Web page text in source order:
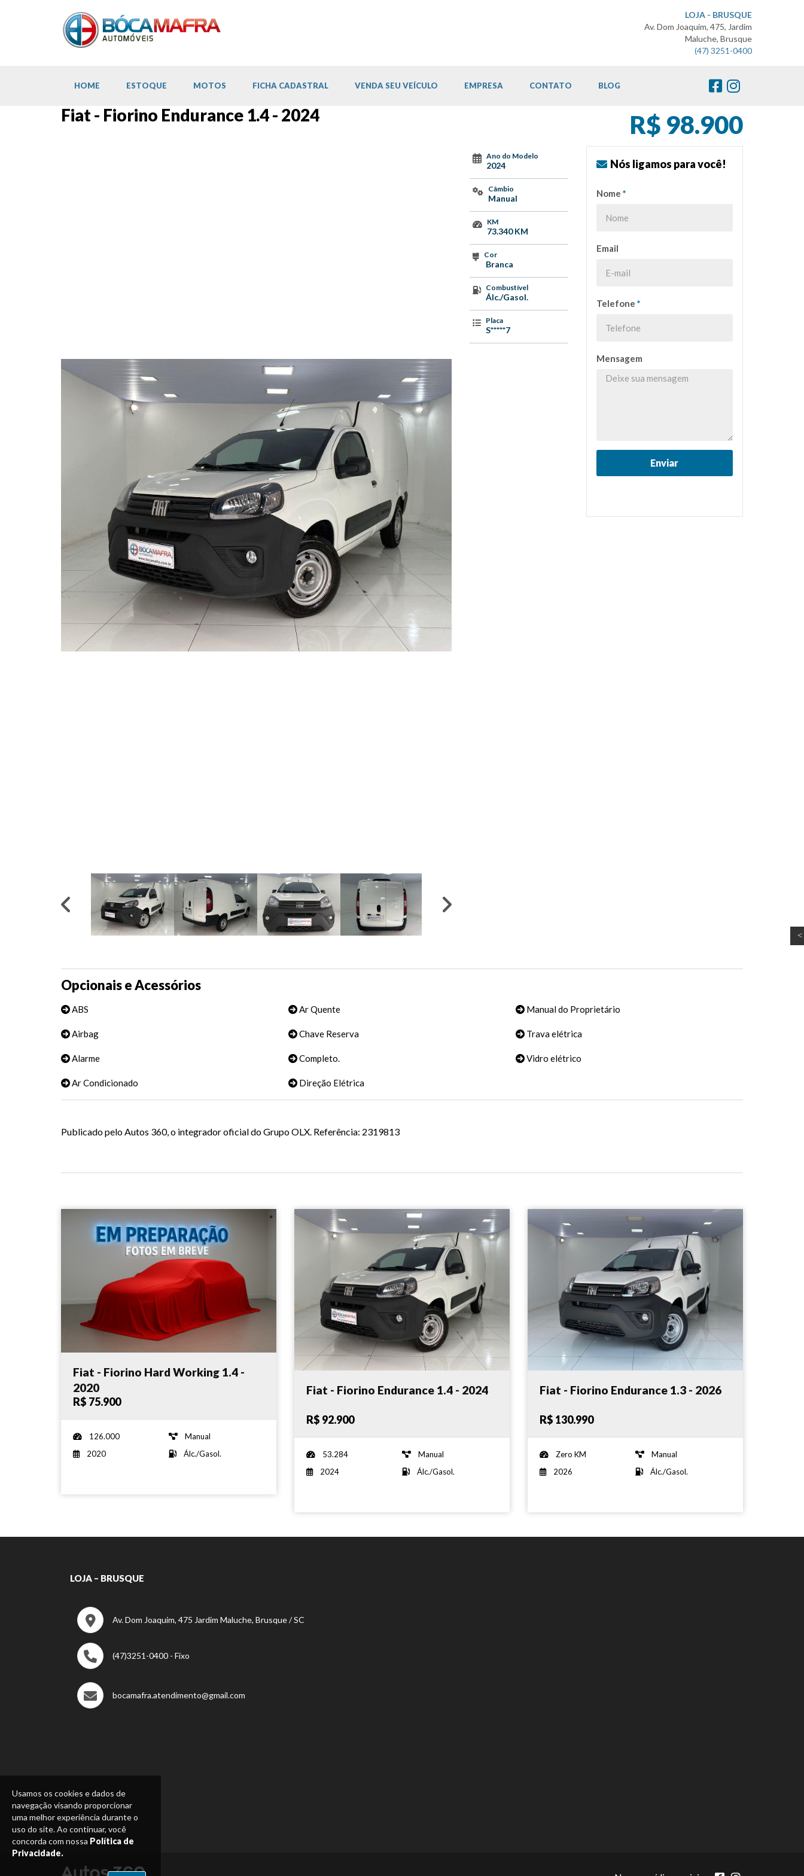
Usamos os cookies e dados de
navegação visando proporcionar
uma melhor experiência durante o
uso do site. Ao continuar, você
concorda com nossa Política de
Privacidade.
LOJA - BRUSQUE
Av. Dom Joaquim, 475, Jardim
Maluche, Brusque
(47) 3251-0400
HOME ESTOQUE MOTOS FICHA CADASTRAL VENDA SEU VEÍCULO EMPRESA CONTATO BLOG
Fiat - Fiorino Endurance 1.4 - 2024 R$ 98.900
Ano do Modelo
2024
Câmbio
Manual
KM
73.340 KM
Cor
Branca
Combustível
Álc./Gasol.
Placa
S*****7
Nós ligamos para você!
Nome *
Email
Telefone *
Mensagem
Opcionais e Acessórios
ABS
Airbag
Alarme
Ar Condicionado
Ar Quente
Chave Reserva
Completo.
Direção Elétrica
Manual do Proprietário
Trava elétrica
Vidro elétrico
Publicado pelo Autos 360, o integrador oficial do Grupo OLX. Referência: 2319813
Fiat - Fiorino Hard Working 1.4 -
2020
R$ 75.900
126.000
Manual
2020
Álc./Gasol.
Fiat - Fiorino Endurance 1.4 - 2024
R$ 92.900
53.284
Manual
2024
Álc./Gasol.
Fiat - Fiorino Endurance 1.3 - 2026
R$ 130.990
Zero KM
Manual
2026
Álc./Gasol.
LOJA – BRUSQUE
Av. Dom Joaquim, 475 Jardim Maluche, Brusque / SC
(47)3251-0400 - Fixo
bocamafra.atendimento@gmail.com